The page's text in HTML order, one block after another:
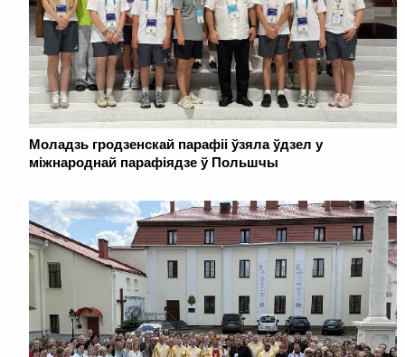
Моладзь гродзенскай парафіі ўзяла ўдзел у
міжнароднай парафіядзе ў Польшчы